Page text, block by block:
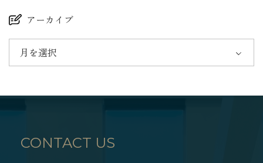
アーカイブ
月を選択
CONTACT US